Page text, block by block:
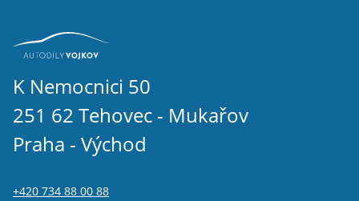
K Nemocnici 50
251 62 Tehovec - Mukařov
Praha - Východ
+420 734 88 00 88